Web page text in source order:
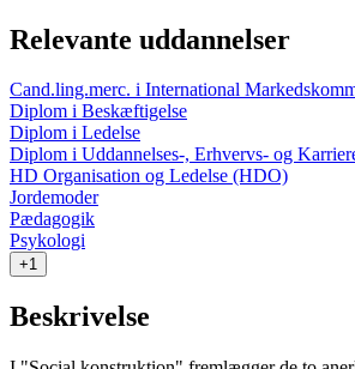
Relevante uddannelser
Cand.ling.merc. i International
Diplom i Beskæftigelse
Diplom i Ledelse
Diplom i Uddannelses-, Erhvervs- og
HD Organisation og Ledelse (HDO)
Jordemoder
Pædagogik
Psykologi
+1
Beskrivelse